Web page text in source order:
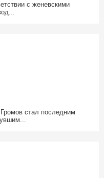
с женевскими
стал последним